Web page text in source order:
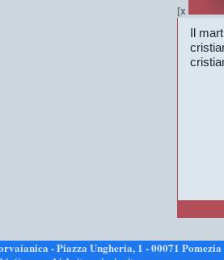
[x
Il
- Piazza Ungheria, 1 - 00071 Pomezia